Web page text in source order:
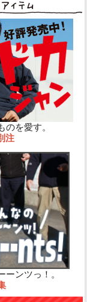
のを愛す。
注
ーンツっ！。